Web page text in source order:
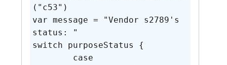
("c53")
var message = "Vendor s2789's
status: "
switch purposeStatus {